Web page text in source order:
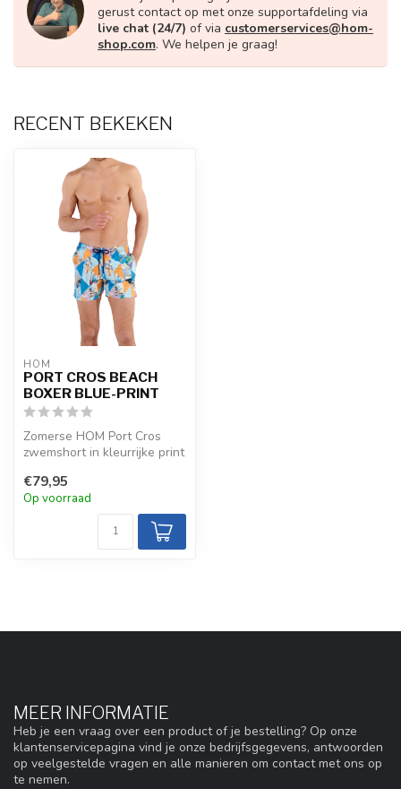
gerust contact op met onze supportafdeling via
live chat (24/7) of via customerservices@hom-
shop.com. We helpen je graag!
RECENT BEKEKEN
HOM
PORT CROS BEACH
BOXER BLUE-PRINT
Zomerse HOM Port Cros
zwemshort in kleurrijke print
polyeste...
€79,95
Op voorraad
MEER INFORMATIE
Heb je een vraag over een product of je bestelling? Op onze
klantenservicepagina vind je onze bedrijfsgegevens, antwoorden
op veelgestelde vragen en alle manieren om contact met ons op
te nemen.